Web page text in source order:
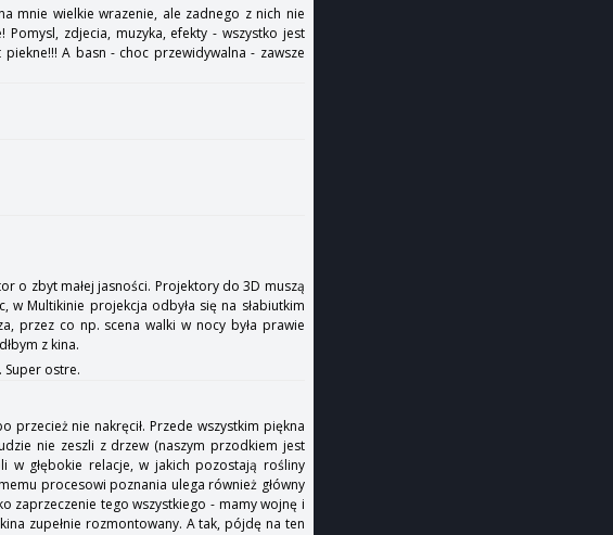
mnie wielkie wrazenie, ale zadnego z nich nie
zdjecia, muzyka, efekty - wszystko jest
A basn - choc przewidywalna - zawsze
o zbyt małej jasności. Projektory do 3D muszą
Multikinie projekcja odbyła się na słabiutkim
przez co np. scena walki w nocy była prawie
z kina.
Super ostre.
przecież nie nakręcił. Przede wszystkim piękna
nie zeszli z drzew (naszym przodkiem jest
w głębokie relacje, w jakich pozostają rośliny
procesowi poznania ulega również główny
zaprzeczenie tego wszystkiego - mamy wojnę i
zupełnie rozmontowany. A tak, pójdę na ten